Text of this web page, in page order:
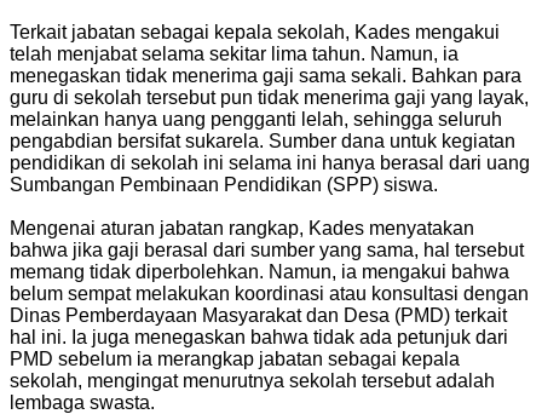
Terkait jabatan sebagai kepala sekolah, Kades mengakui
telah menjabat selama sekitar lima tahun. Namun, ia
menegaskan tidak menerima gaji sama sekali. Bahkan para
guru di sekolah tersebut pun tidak menerima gaji yang layak,
melainkan hanya uang pengganti lelah, sehingga seluruh
pengabdian bersifat sukarela. Sumber dana untuk kegiatan
pendidikan di sekolah ini selama ini hanya berasal dari uang
Sumbangan Pembinaan Pendidikan (SPP) siswa.
Mengenai aturan jabatan rangkap, Kades menyatakan
bahwa jika gaji berasal dari sumber yang sama, hal tersebut
memang tidak diperbolehkan. Namun, ia mengakui bahwa
belum sempat melakukan koordinasi atau konsultasi dengan
Dinas Pemberdayaan Masyarakat dan Desa (PMD) terkait
hal ini. Ia juga menegaskan bahwa tidak ada petunjuk dari
PMD sebelum ia merangkap jabatan sebagai kepala
sekolah, mengingat menurutnya sekolah tersebut adalah
lembaga swasta.